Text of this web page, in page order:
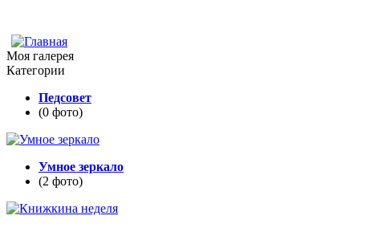
Моя галерея
Категории
Педсовет
(0 фото)
Умное зеркало
(2 фото)